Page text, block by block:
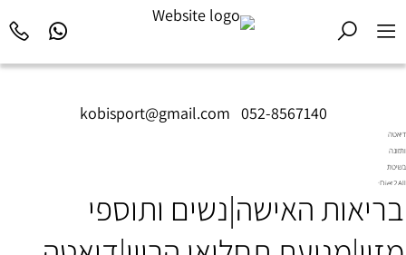
kobisport@gmail.com 052-8567140
דיאטה
ותזונה
בשיטת
Diet2All:
המושלם.
בריאות האישה|נשים ותוספי